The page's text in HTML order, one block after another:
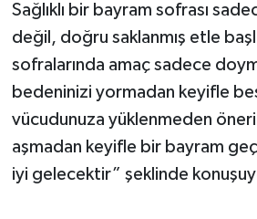
Sağlıklı bir bayram sofrası
değil, doğru saklanmış etle
sofralarında amaç sadece
bedeninizi yormadan keyifle
vücudunuza yüklenmeden
aşmadan keyifle bir bayram
iyi gelecektir” şeklinde